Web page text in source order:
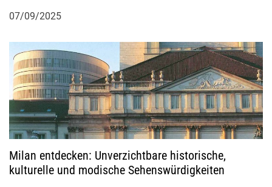
07/09/2025
Milan entdecken: Unverzichtbare historische,
kulturelle und modische Sehenswürdigkeiten